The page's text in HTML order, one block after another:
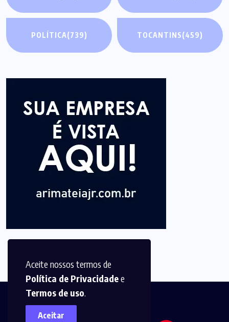
Aceite nossos termos de
Política de Privacidadee
Termos de uso.
Aceitar
POLÍTICA(739) TOCANTINS(459)